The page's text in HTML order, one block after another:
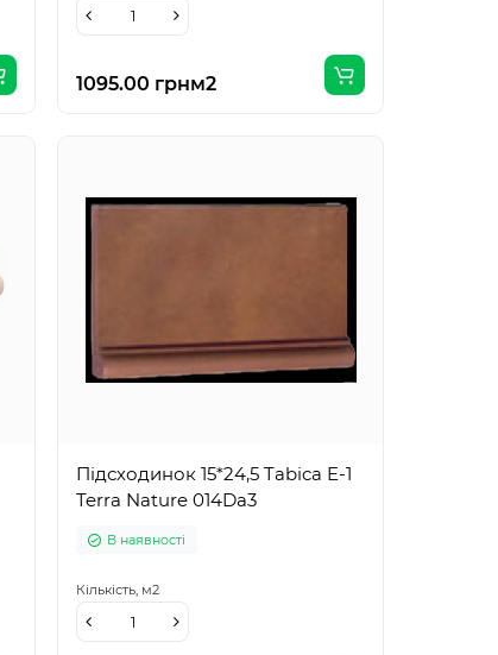
1095.00 грнм2
Підсходинок 15*24,5 Tabica E-1
Terra Nature 014Da3
В наявності
Кількість, м2